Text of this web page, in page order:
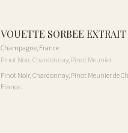
VOUETTE SORBEE EXTRAIT
Champagne,France
Pinot Noir, Chardonnay, Pinot Meunier
Pinot Noir, Chardonnay, Pinot Meunier de
France.